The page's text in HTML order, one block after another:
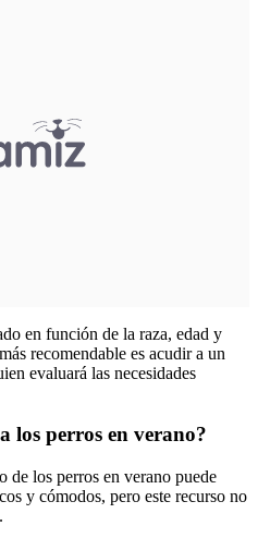
en función de la raza, edad y
recomendable es acudir a un
evaluará las necesidades
los perros en verano?
de los perros en verano puede
y cómodos, pero este recurso no